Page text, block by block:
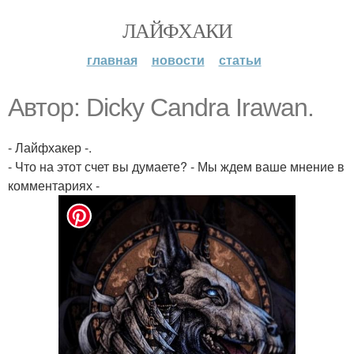
ЛАЙФХАКИ
главная новости статьи
Автор: Dicky Candra Irawan.
- Лайфхакер -.
- Что на этот счет вы думаете? - Мы ждем ваше мнение в
комментариях -